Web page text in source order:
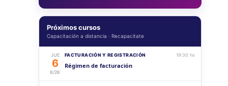
Próximos cursos
Capacitación a distancia · Recapacitate
JUE
6
8/26
FACTURACIÓN Y REGISTRACIÓN 19:30 hs
Régimen de facturación